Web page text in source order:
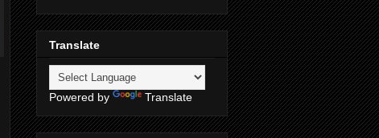
Translate
Powered by Translate